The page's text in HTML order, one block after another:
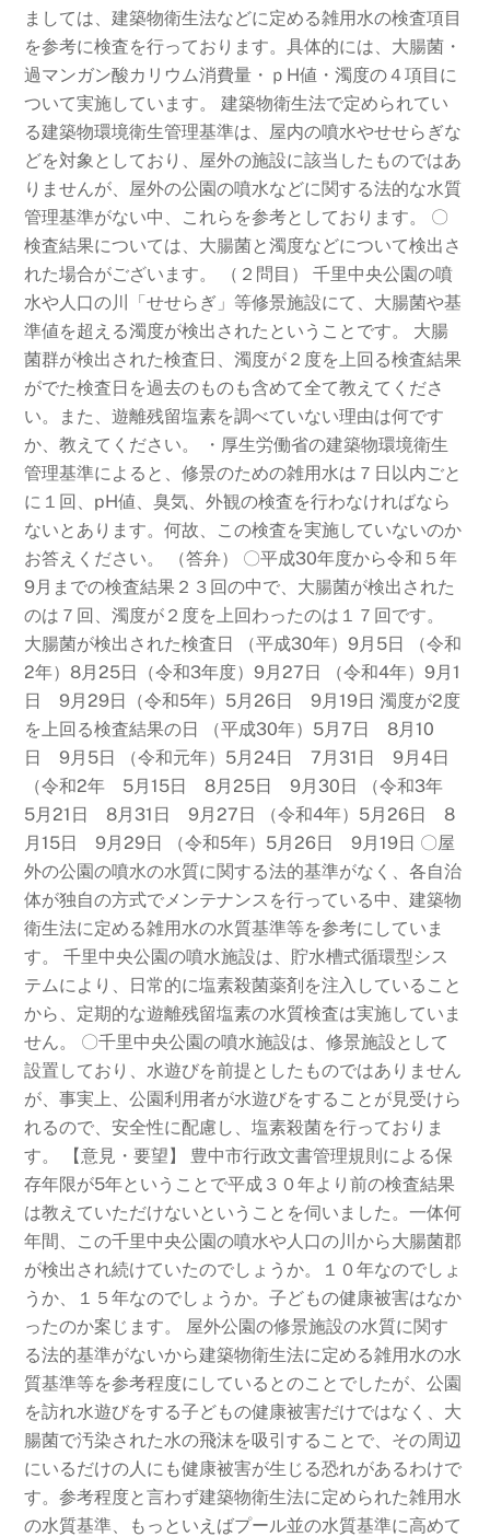
ましては、建築物衛生法などに定める雑用水の検査項目
を参考に検査を行っております。具体的には、大腸菌・
過マンガン酸カリウム消費量・ｐH値・濁度の４項目に
ついて実施しています。 建築物衛生法で定められてい
る建築物環境衛生管理基準は、屋内の噴水やせせらぎな
どを対象としており、屋外の施設に該当したものではあ
りませんが、屋外の公園の噴水などに関する法的な水質
管理基準がない中、これらを参考としております。 〇
検査結果については、大腸菌と濁度などについて検出さ
れた場合がございます。 （２問目） 千里中央公園の噴
水や人口の川「せせらぎ」等修景施設にて、大腸菌や基
準値を超える濁度が検出されたということです。 大腸
菌群が検出された検査日、濁度が２度を上回る検査結果
がでた検査日を過去のものも含めて全て教えてくださ
い。また、遊離残留塩素を調べていない理由は何です
か、教えてください。 ・厚生労働省の建築物環境衛生
管理基準によると、修景のための雑用水は７日以内ごと
に１回、pH値、臭気、外観の検査を行わなければなら
ないとあります。何故、この検査を実施していないのか
お答えください。 （答弁） 〇平成30年度から令和５年
9月までの検査結果２３回の中で、大腸菌が検出された
のは７回、濁度が２度を上回わったのは１７回です。
大腸菌が検出された検査日 （平成30年）9月5日 （令和
2年）8月25日（令和3年度）9月27日 （令和4年）9月1
日 9月29日（令和5年）5月26日 9月19日 濁度が2度
を上回る検査結果の日 （平成30年）5月7日 8月10
日 9月5日 （令和元年）5月24日 7月31日 9月4日
（令和2年 5月15日 8月25日 9月30日 （令和3年
5月21日 8月31日 9月27日 （令和4年）5月26日 8
月15日 9月29日 （令和5年）5月26日 9月19日 〇屋
外の公園の噴水の水質に関する法的基準がなく、各自治
体が独自の方式でメンテナンスを行っている中、建築物
衛生法に定める雑用水の水質基準等を参考にしていま
す。 千里中央公園の噴水施設は、貯水槽式循環型シス
テムにより、日常的に塩素殺菌薬剤を注入していること
から、定期的な遊離残留塩素の水質検査は実施していま
せん。 〇千里中央公園の噴水施設は、修景施設として
設置しており、水遊びを前提としたものではありません
が、事実上、公園利用者が水遊びをすることが見受けら
れるので、安全性に配慮し、塩素殺菌を行っておりま
す。 【意見・要望】 豊中市行政文書管理規則による保
存年限が5年ということで平成３０年より前の検査結果
は教えていただけないということを伺いました。一体何
年間、この千里中央公園の噴水や人口の川から大腸菌郡
が検出され続けていたのでしょうか。１０年なのでしょ
うか、１５年なのでしょうか。子どもの健康被害はなか
ったのか案じます。 屋外公園の修景施設の水質に関す
る法的基準がないから建築物衛生法に定める雑用水の水
質基準等を参考程度にしているとのことでしたが、公園
を訪れ水遊びをする子どもの健康被害だけではなく、大
腸菌で汚染された水の飛沫を吸引することで、その周辺
にいるだけの人にも健康被害が生じる恐れがあるわけで
す。参考程度と言わず建築物衛生法に定められた雑用水
の水質基準、もっといえばプール並の水質基準に高めて